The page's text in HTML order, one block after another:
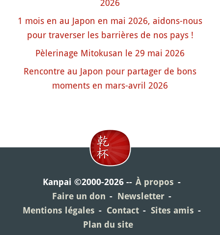
2026
1 mois en au Japon en mai 2026, aidons-nous
pour traverser les barrières de nos pays !
Pèlerinage Mitokusan le 29 mai 2026
Rencontre au Japon pour partager de bons
moments en mars-avril 2026
Kanpai ©2000-2026
À propos
Faire un don
Newsletter
Mentions légales
Contact
Sites amis
Plan du site